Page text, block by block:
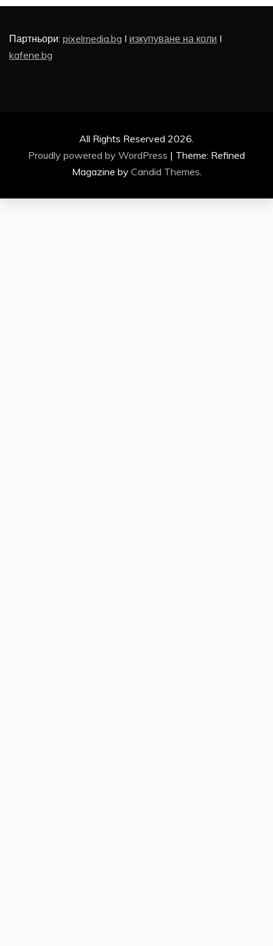
Партньори: pixelmedia.bg I изкупуване на коли I
kafene.bg
All Rights Reserved 2026.
Proudly powered by WordPress | Theme: Refined
Magazine by Candid Themes.